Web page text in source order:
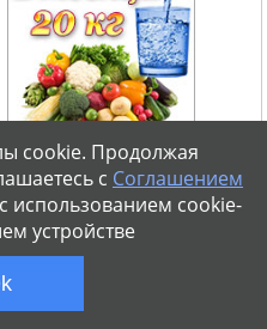
Диета Монтиньяка
Эффективная система
питания. Нормализация
обмена веществ. Надолго.
cookie. Продолжая
с Соглашением
использованием cookie-
устройстве